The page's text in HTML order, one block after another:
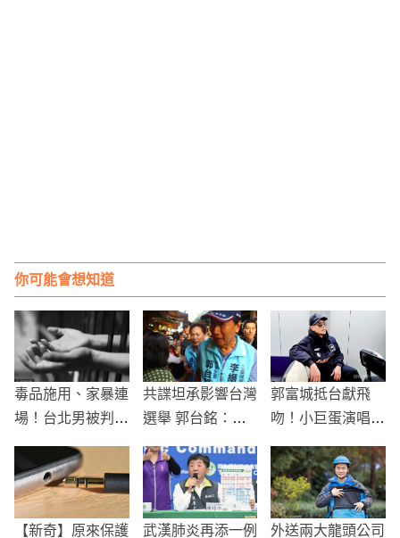
你可能會想知道
毒品施用、家暴連
場！台北男被判刑
1年1個月，家人
呼籲法院重判
共諜坦承影響台灣
選舉 郭台銘：參
考我在初選講過的
話
郭富城抵台獻飛
吻！小巨蛋演唱會
準備「特別節目」
引期待
【新奇】原來保護 武漢肺炎再添一例 外送兩大龍頭公司